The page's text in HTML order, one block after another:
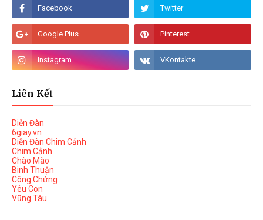
Liên Kết
Diễn Đàn
6giay.vn
Diễn Đàn Chim Cảnh
Chim Cảnh
Chào Mào
Binh Thuận
Công Chứng
Yêu Con
Vũng Tàu